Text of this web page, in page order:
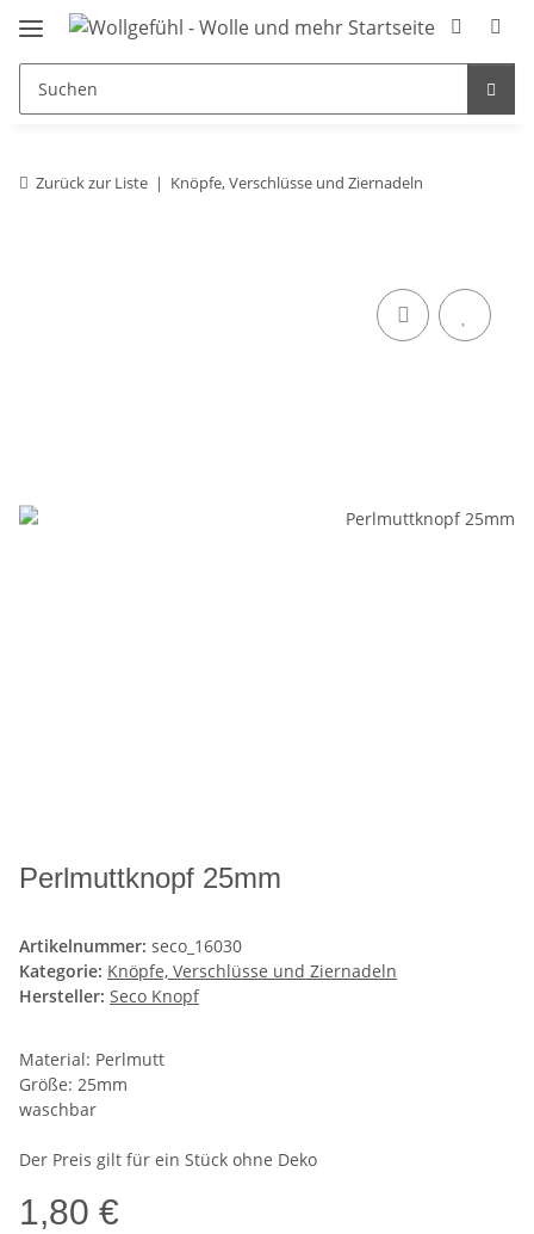
Zurück zur Liste Knöpfe, Verschlüsse und Ziernadeln
Perlmuttknopf 25mm
Artikelnummer: seco_16030
Kategorie: Knöpfe, Verschlüsse und Ziernadeln
Hersteller: Seco Knopf
Material: Perlmutt
Größe: 25mm
waschbar
Der Preis gilt für ein Stück ohne Deko
1,80 €